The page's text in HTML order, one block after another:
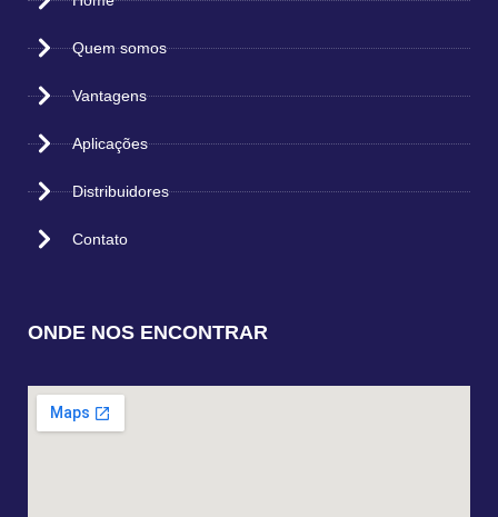
Quem somos
Vantagens
Aplicações
Distribuidores
Contato
ONDE NOS ENCONTRAR